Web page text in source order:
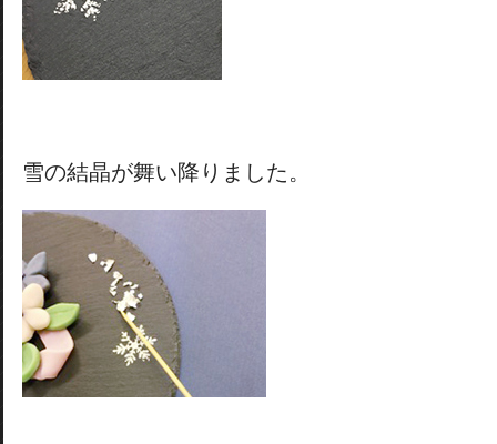
雪の結晶が舞い降りました。